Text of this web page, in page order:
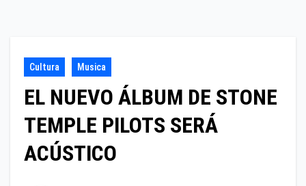
Cultura Musica
EL NUEVO ÁLBUM DE STONE
TEMPLE PILOTS SERÁ
ACÚSTICO